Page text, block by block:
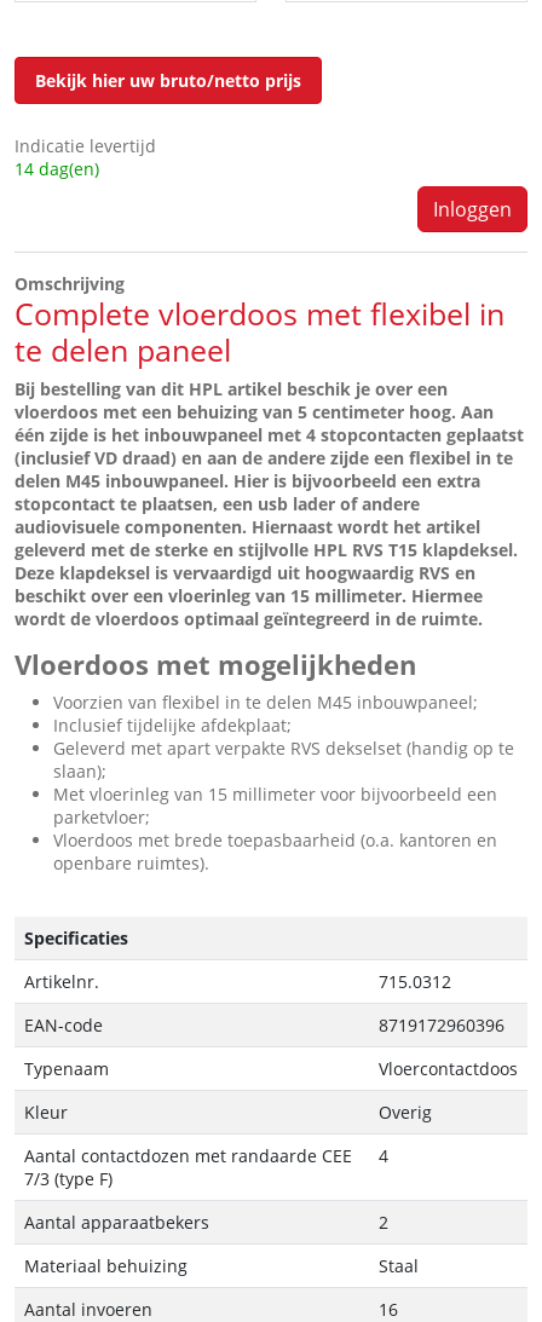
Bekijk hier uw bruto/netto prijs
Indicatie levertijd
14 dag(en)
Inloggen
Omschrijving
Complete vloerdoos met flexibel in
te delen paneel
Bij bestelling van dit HPL artikel beschik je over een
vloerdoos met een behuizing van 5 centimeter hoog. Aan
één zijde is het inbouwpaneel met 4 stopcontacten geplaatst
(inclusief VD draad) en aan de andere zijde een flexibel in te
delen M45 inbouwpaneel. Hier is bijvoorbeeld een extra
stopcontact te plaatsen, een usb lader of andere
audiovisuele componenten. Hiernaast wordt het artikel
geleverd met de sterke en stijlvolle HPL RVS T15 klapdeksel.
Deze klapdeksel is vervaardigd uit hoogwaardig RVS en
beschikt over een vloerinleg van 15 millimeter. Hiermee
wordt de vloerdoos optimaal geïntegreerd in de ruimte.
Vloerdoos met mogelijkheden
Voorzien van flexibel in te delen M45 inbouwpaneel;
Inclusief tijdelijke afdekplaat;
Geleverd met apart verpakte RVS dekselset (handig op te
slaan);
Met vloerinleg van 15 millimeter voor bijvoorbeeld een
parketvloer;
Vloerdoos met brede toepasbaarheid (o.a. kantoren en
openbare ruimtes).
Specificaties
Artikelnr.
715.0312
EAN-code
8719172960396
Typenaam
Vloercontactdoos
Kleur
Overig
Aantal contactdozen met randaarde CEE
7/3 (type F)
4
Aantal apparaatbekers
2
Materiaal behuizing
Staal
Aantal invoeren
16